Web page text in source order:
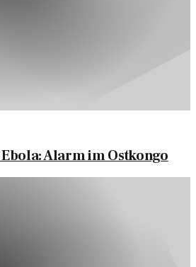
Alarm im Ostkongo